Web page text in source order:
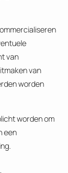
van
van
worden
worden om
een